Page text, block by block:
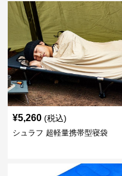
¥5,260 (税込)
シュラフ 超軽量携帯型寝袋